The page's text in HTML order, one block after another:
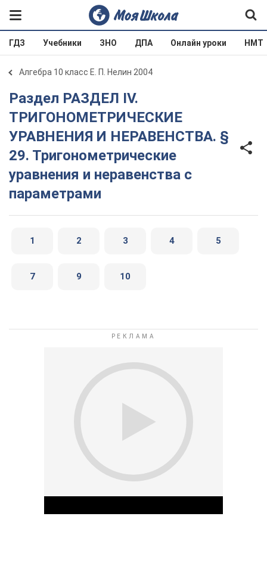
ГДЗ Учебники ЗНО ДПА Онлайн уроки НМТ
Алгебра 10 класс Е. П. Нелин 2004
Раздел РАЗДЕЛ IV.
ТРИГОНОМЕТРИЧЕСКИЕ
УРАВНЕНИЯ И НЕРАВЕНСТВА. §
29. Тригонометрические
уравнения и неравенства с
параметрами
1 2 3 4 5
7 9 10